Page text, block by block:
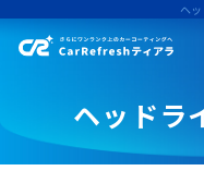
ヘ
ヘッドラ